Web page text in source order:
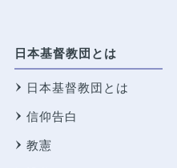
日本基督教団とは
日本基督教団とは
信仰告白
教憲